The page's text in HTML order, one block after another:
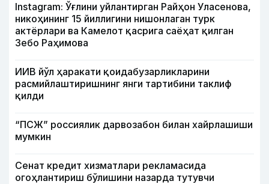
Instagram: Ўғлини уйлантирган Райҳон Уласенова,
никоҳининг 15 йиллигини нишонлаган турк
актёрлари ва Камелот қасрига саёҳат қилган
Зебо Раҳимова
ИИВ йўл ҳаракати қоидабузарликларини
расмийлаштиришнинг янги тартибини таклиф
қилди
“ПСЖ” россиялик дарвозабон билан хайрлашиши
мумкин
Сенат кредит хизматлари рекламасида
огоҳлантириш бўлишини назарда тутувчи